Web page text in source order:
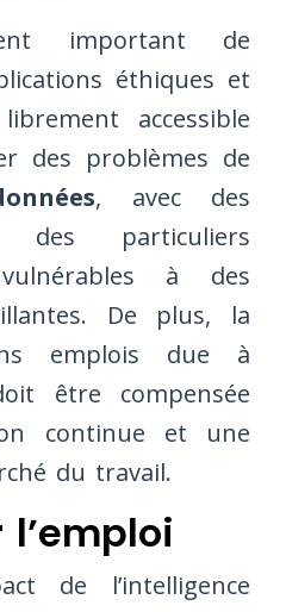
important de
éthiques et
accessible
des problèmes de
, avec des
des particuliers
à des
De plus, la
emplois due à
être compensée
continue et une
du travail.
de l’intelligence